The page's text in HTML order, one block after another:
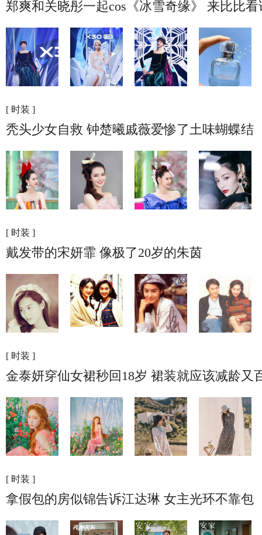
郑爽和关晓彤一起cos《冰雪奇缘》 来比比
[ 时装 ]
秃头少女自救 钟楚曦戚薇爱惨了土味蝴蝶结
[ 时装 ]
戴发带的宋妍霏 像极了20岁的朱茵
[ 时装 ]
金泰妍穿仙女裙秒回18岁 裙装就应该减龄又
[ 时装 ]
拿假包的房似锦告诉江达琳 女主光环不靠包